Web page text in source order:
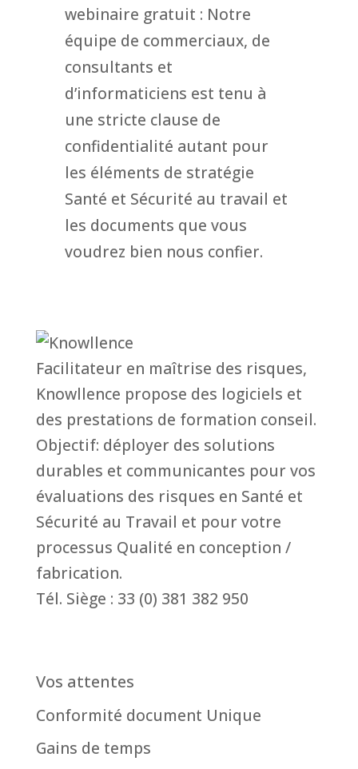
webinaire gratuit : Notre
équipe de commerciaux, de
consultants et
d’informaticiens est tenu à
une stricte clause de
confidentialité autant pour
les éléments de stratégie
Santé et Sécurité au travail et
les documents que vous
voudrez bien nous confier.
Facilitateur en maîtrise des risques,
Knowllence propose des logiciels et
des prestations de formation conseil.
Objectif: déployer des solutions
durables et communicantes pour vos
évaluations des risques en Santé et
Sécurité au Travail et pour votre
processus Qualité en conception /
fabrication.
Tél. Siège : 33 (0) 381 382 950
Vos attentes
Conformité document Unique
Gains de temps